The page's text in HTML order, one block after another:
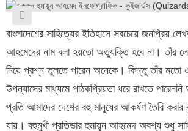
বাংলাদেশের সাহিত্যের ইতিহাসে সবচেয়ে জনপ্রিয়
আহমেদের নাম বলা হয়তো অত্যুক্তি হবে না। তাঁর
নিয়ে প্রশ্ন তুলতে পারেন অনেকে। কিন্তু তাঁর মতো
উপন্যাসের মাধ্যমে পাঠকপ্রিয়তা ধরে রাখতে
প্রতি আমাদের দেশের বহু মানুষের আকর্ষণ তৈরি করার
যায়। বহুমুখী প্রতিভার হুমায়ূন আহমেদ অবশ্য শুধু